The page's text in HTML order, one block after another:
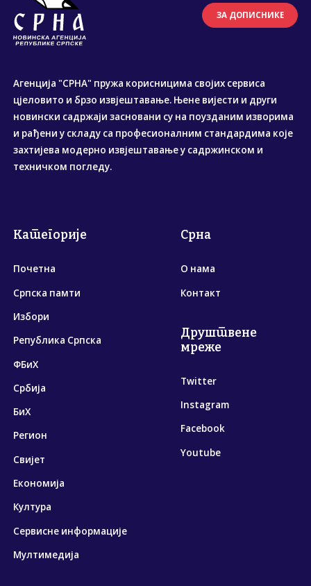
ЗА ДОПИСНИКЕ
Агенција "СРНА" пружа корисницима својих сервиса
цјеловито и брзо извјештавање. Њене вијести и други
новински садржаји засновани су на поузданим изворима
и рађени у складу са професионалним стандардима које
захтијева модерно извјештавање у садржинском и
техничком погледу.
Категорије
Почетна
Српска памти
Избори
Република Српска
ФБиХ
Србија
БиХ
Регион
Свијет
Економија
Култура
Сервисне информације
Мултимедија
Срна
О нама
Контакт
Друштвене
мреже
Twitter
Instagram
Facebook
Youtube